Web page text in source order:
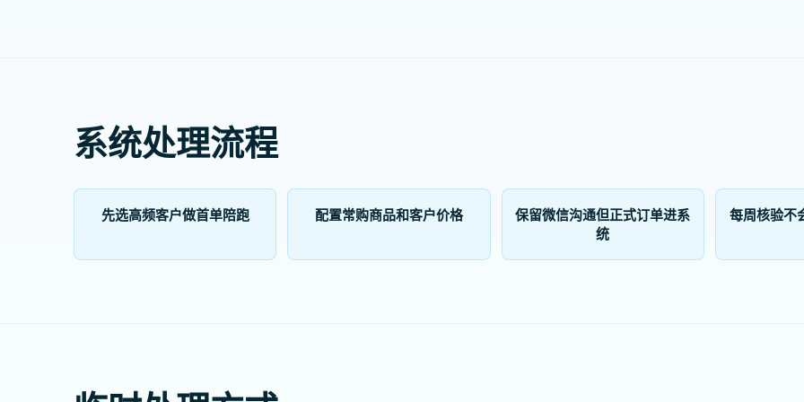
系统处理流程
先选高频客户做首单陪跑 配置常购商品和客户价格
保留微信沟通但正式订单进系
统
每周核验不